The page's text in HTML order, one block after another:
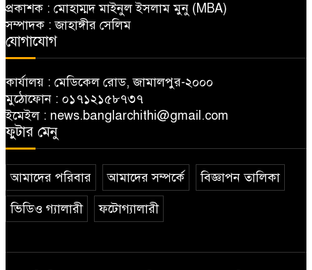
প্রকাশক : মোহাম্মদ মাইনুল ইসলাম মুনু (MBA)
সম্পাদক : জাহাঙ্গীর সেলিম
যোগাযোগ
কার্যালয় : মেডিকেল রোড, জামালপুর-২০০০
মুঠোফোন : ০১৭১২১৫৮৭৩৭
ইমেইল : news.banglarchithi@gmail.com
ফুটার মেনু
আমাদের পরিবার আমাদের সম্পর্কে বিজ্ঞাপন তালিকা
ভিডিও গ্যালারী ফটোগ্যালারী